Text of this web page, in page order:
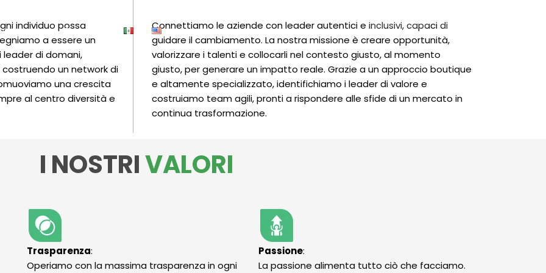
siamo Risorse
individuo possa
a essere un
leader di domani,
un network di
una crescita
al centro diversità e
Connettiamo le aziende con leader autentici e inclusivi, capaci di
guidare il cambiamento. La nostra missione è creare opportunità,
valorizzare i talenti e collocarli nel contesto giusto, al momento
giusto, per generare un impatto reale. Grazie a un approccio boutique
e altamente specializzato, identifichiamo i leader di valore e
costruiamo team agili, pronti a rispondere alle sfide di un mercato in
continua trasformazione.
I NOSTRIVALORI
Trasparenza:
Operiamo con la massima trasparenza in ogni
Passione:
La passione alimenta tutto ciò che facciamo.